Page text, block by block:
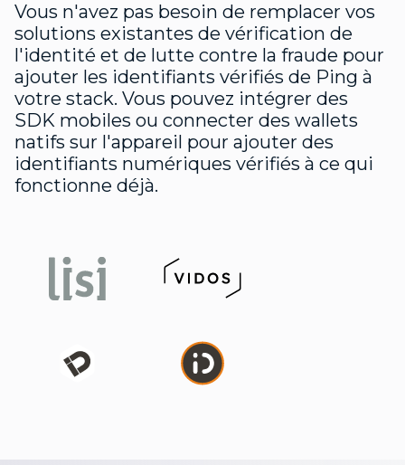
Vous n'avez pas besoin de remplacer vos
solutions existantes de vérification de
l'identité et de lutte contre la fraude pour
ajouter les identifiants vérifiés de Ping à
votre stack. Vous pouvez intégrer des
SDK mobiles ou connecter des wallets
natifs sur l'appareil pour ajouter des
identifiants numériques vérifiés à ce qui
fonctionne déjà.